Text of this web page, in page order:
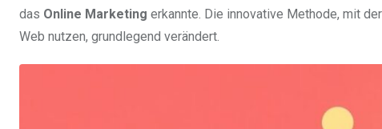
das Online Marketing erkannte. Die innovative Methode, mit der
Web nutzen, grundlegend verändert.